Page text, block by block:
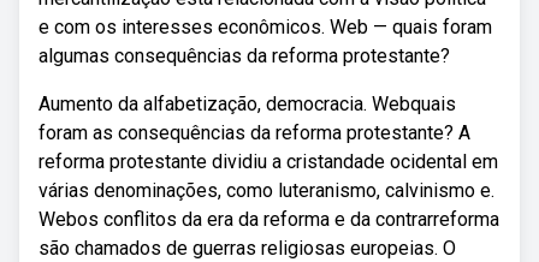
e com os interesses econômicos. Web — quais foram
algumas consequências da reforma protestante?
Aumento da alfabetização, democracia. Webquais
foram as consequências da reforma protestante? A
reforma protestante dividiu a cristandade ocidental em
várias denominações, como luteranismo, calvinismo e.
Webos conflitos da era da reforma e da contrarreforma
são chamados de guerras religiosas europeias. O